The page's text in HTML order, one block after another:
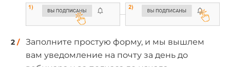
Заполните простую форму, и мы вышлем
вам уведомление на почту за день до